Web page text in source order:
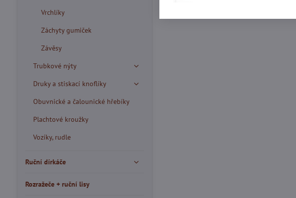
Vrchlíky
Záchyty gumiček
Závěsy
Trubkové nýty
Druky a stiskací knoflíky
Obuvnické a čalounické hřebíky
Plachtové kroužky
Vozíky, rudle
Ruční dírkáče
Rozražeče + ruční lisy